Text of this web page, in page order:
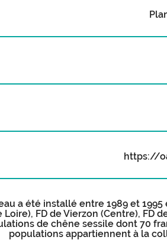
https://
a été installé entre 1989 et
Loire), FD de Vierzon (Centre), FD
de chêne sessile dont 70
populations appartiennent à la